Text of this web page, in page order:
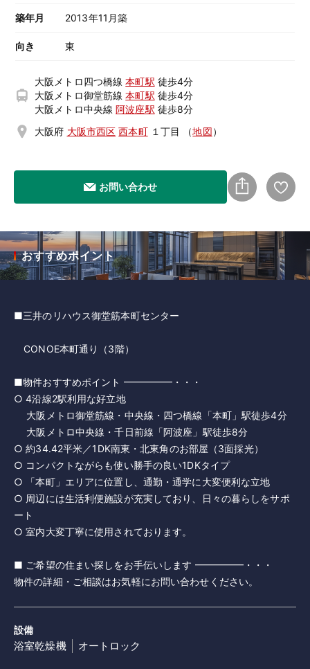
築年月 2013年11月築
向き 東
大阪メトロ四つ橋線本町駅 徒歩4分
大阪メトロ御堂筋線本町駅 徒歩4分
大阪メトロ中央線阿波座駅 徒歩8分
大阪府 大阪市西区 西本町 １丁目 （地図）
お問い合わせ
おすすめポイント
■三井のリハウス御堂筋本町センター
CONOE本町通り（3階）
■物件おすすめポイント ━━━━━・・・
○ 4沿線2駅利用な好立地
大阪メトロ御堂筋線・中央線・四つ橋線「本町」駅徒歩4分
大阪メトロ中央線・千日前線「阿波座」駅徒歩8分
○ 約34.42平米／1DK南東・北東角のお部屋（3面採光）
○ コンパクトながらも使い勝手の良い1DKタイプ
○ 「本町」エリアに位置し、通勤・通学に大変便利な立地
○ 周辺には生活利便施設が充実しており、日々の暮らしをサポ
ート
○ 室内大変丁寧に使用されております。
■ ご希望の住まい探しをお手伝いします ━━━━━・・・
物件の詳細・ご相談はお気軽にお問い合わせください。
設備
浴室乾燥機 オートロック